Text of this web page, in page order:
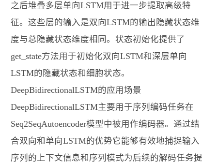
之后堆叠多层单向LSTM用于进一步提取高级特
征。这些层的输入是双向LSTM的输出隐藏状态维
度与总隐藏状态维度相同。状态初始化提供了
get_state方法用于初始化双向LSTM和深层单向
LSTM的隐藏状态和细胞状态。
DeepBidirectionalLSTM的应用场景
DeepBidirectionalLSTM主要用于序列编码任务在
Seq2SeqAutoencoder模型中被用作编码器。通过结
合双向和单向LSTM的优势它能够有效地捕捉输入
序列的上下文信息和序列模式为后续的解码任务提